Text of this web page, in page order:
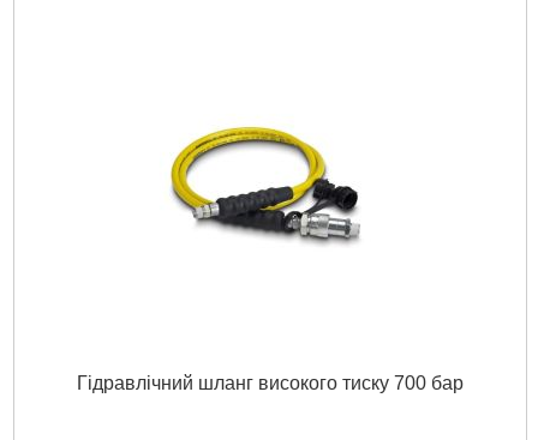
Гідравлічний шланг високого тиску 700 бар